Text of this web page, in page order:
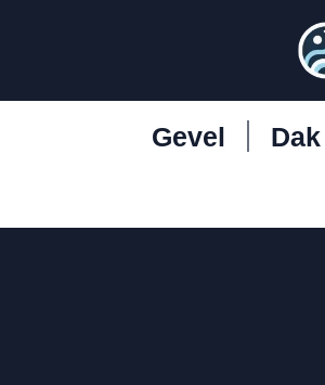
Gevel Dak